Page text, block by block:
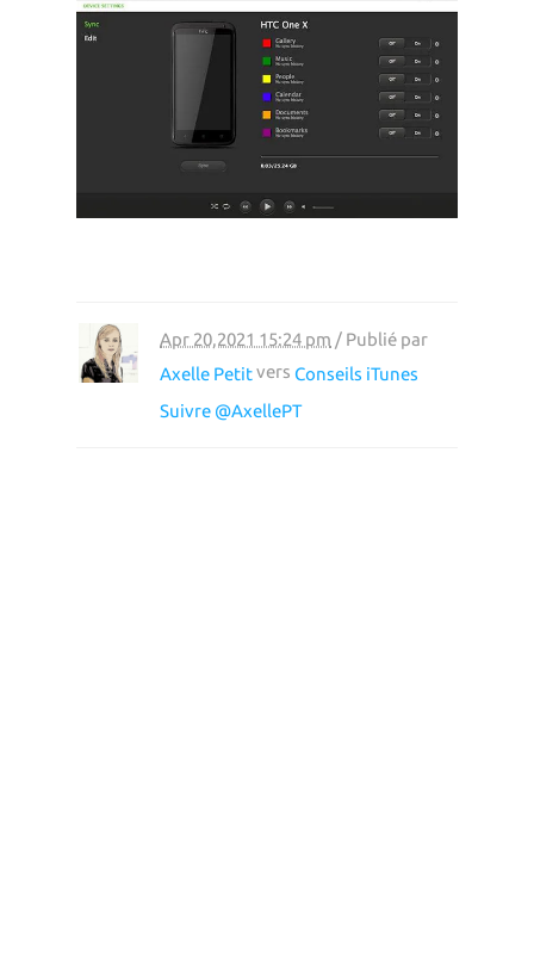
Apr 20,2021 15:24 pm / Publié par
Axelle Petitvers Conseils iTunes
Suivre @AxellePT